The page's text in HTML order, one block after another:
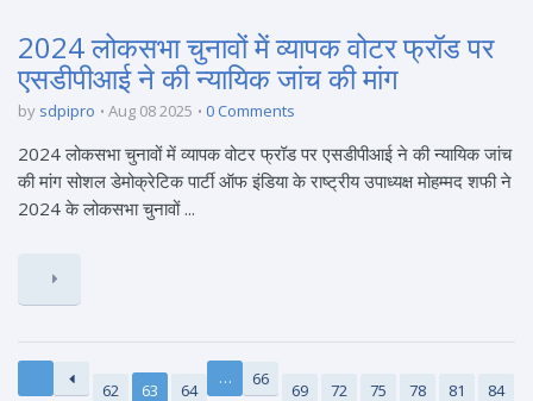
2024 लोकसभा चुनावों में व्यापक वोटर फ्रॉड पर
एसडीपीआई ने की न्यायिक जांच की मांग
by sdpipro Aug 08 2025 0 Comments
2024 लोकसभा चुनावों में व्यापक वोटर फ्रॉड पर एसडीपीआई ने की न्यायिक जांच
की मांग सोशल डेमोक्रेटिक पार्टी ऑफ इंडिया के राष्ट्रीय उपाध्यक्ष मोहम्मद शफी ने
2024 के लोकसभा चुनावों ...
62 63 64
… 66
69 72 75 78 81 84